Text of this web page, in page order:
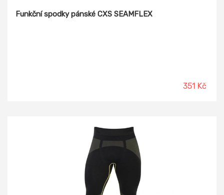
Funkční spodky pánské CXS SEAMFLEX
351 Kč